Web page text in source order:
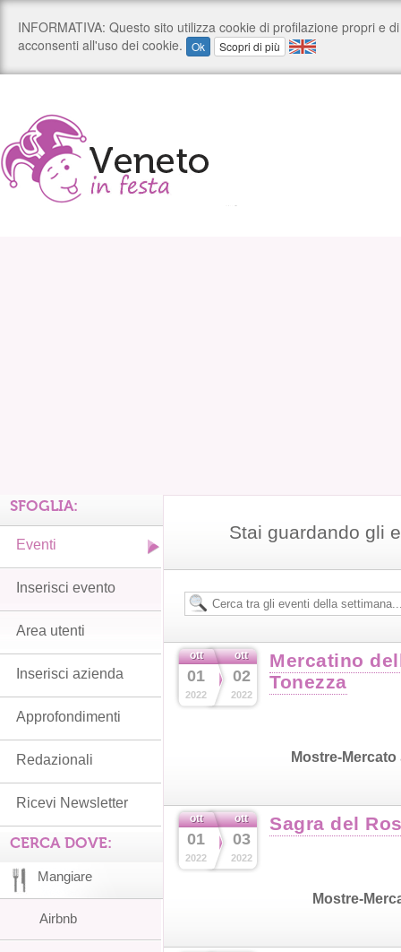
Stai guardando gli
ott
01
2022
ott
02
2022
Mercatino
Tonezza
Mostre-Mercato
ott
01
2022
ott
03
2022
Sagra del
Mostre-
SFOGLIA:
Eventi
Inserisci evento
Area utenti
Inserisci azienda
Approfondimenti
Redazionali
Ricevi Newsletter
CERCA DOVE:
Mangiare
Airbnb